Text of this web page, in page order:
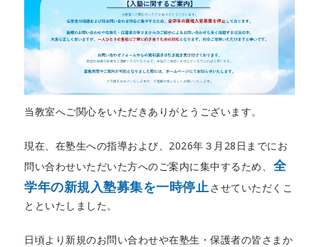
当教室へご関心をいただきありがとうございます。
現在、在塾生への指導および、2026年３月28日までにお
問い合わせいただいた方へのご案内に集中するため、
全
学年の新規入塾募集を一時停止させていただくこ
とといたしました。
日頃より新規のお問い合わせや在塾生・保護者の皆さまか